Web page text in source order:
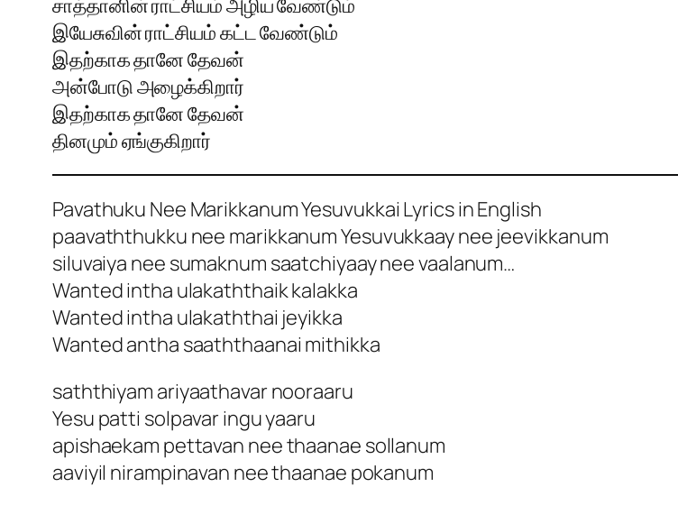
சாத்தானின் ராட்சியம் அழிய வேண்டும்
இயேசுவின் ராட்சியம் கட்ட வேண்டும்
இதற்காக தானே தேவன்
அன்போடு அழைக்கிறார்
இதற்காக தானே தேவன்
தினமும் ஏங்குகிறார்
Pavathuku Nee Marikkanum Yesuvukkai Lyrics in English
paavaththukku nee marikkanum Yesuvukkaay nee jeevikkanum
siluvaiya nee sumaknum saatchiyaay nee vaalanum…
Wanted intha ulakaththaik kalakka
Wanted intha ulakaththai jeyikka
Wanted antha saaththaanai mithikka
saththiyam ariyaathavar nooraaru
Yesu patti solpavar ingu yaaru
apishaekam pettavan nee thaanae sollanum
aaviyil nirampinavan nee thaanae pokanum